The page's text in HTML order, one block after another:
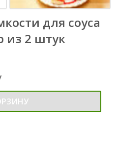
для соуса
из 2 штук